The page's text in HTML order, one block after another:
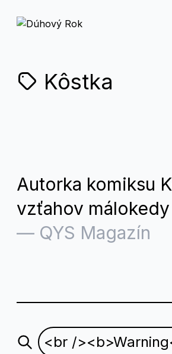
Kôstka
Autorka komiksu
vzťahov
— QYS Magazín